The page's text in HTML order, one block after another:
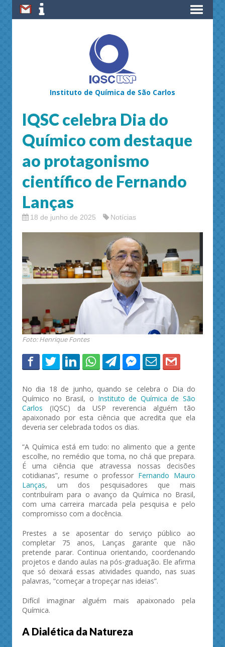
Instituto de Química de São Carlos
IQSC celebra Dia do
Químico com destaque
ao protagonismo
científico de Fernando
Lanças
18 de junho de 2025 Notícias
Foto: Henrique Fontes
No dia 18 de junho, quando se celebra o Dia do
Químico no Brasil, o Instituto de Química de São
Carlos (IQSC) da USP reverencia alguém tão
apaixonado por esta ciência que acredita que ela
deveria ser celebrada todos os dias.
“A Química está em tudo: no alimento que a gente
escolhe, no remédio que toma, no chá que prepara.
É uma ciência que atravessa nossas decisões
cotidianas”, resume o professor Fernando Mauro
Lanças, um dos pesquisadores que mais
contribuíram para o avanço da Química no Brasil,
com uma carreira marcada pela pesquisa e pelo
compromisso com a docência.
Prestes a se aposentar do serviço público ao
completar 75 anos, Lanças garante que não
pretende parar. Continua orientando, coordenando
projetos e dando aulas na pós-graduação. Ele afirma
que só deixará essas atividades quando, nas suas
palavras, “começar a tropeçar nas ideias”.
Difícil imaginar alguém mais apaixonado pela
Química.
A Dialética da Natureza